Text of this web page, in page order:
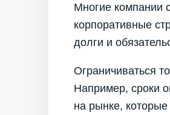
Многие компании
корпоративные
долги и
Ограничиваться
Например, сроки
на рынке,